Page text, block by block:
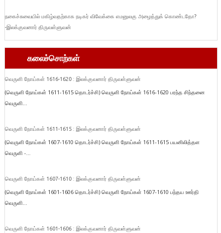
நகைச்சுவையில் மகிழ்வதற்காக நடிகர் விவேக்கை எமனுலகு அழைத்துக் கொண்டதோ?
-இலக்குவனார் திருவள்ளுவன்
கலைச்சொற்கள்
வெருளி நோய்கள் 1616-1620 : இலக்குவனார் திருவள்ளுவன்
(வெருளி நோய்கள் 1611-1615 தொடர்ச்சி) வெருளி நோய்கள் 1616-1620 பரந்த சிந்தனை
வெருளி...
வெருளி நோய்கள் 1611-1615 : இலக்குவனார் திருவள்ளுவன்
(வெருளி நோய்கள் 1607-1610 தொடர்ச்சி) வெருளி நோய்கள் 1611-1615 பயனிலித்தள
வெருளி -...
வெருளி நோய்கள் 1607-1610 : இலக்குவனார் திருவள்ளுவன்
(வெருளி நோய்கள் 1601-1606 தொடர்ச்சி) வெருளி நோய்கள் 1607-1610 பந்தய ஊர்தி
வெருளி...
வெருளி நோய்கள் 1601-1606 : இலக்குவனார் திருவள்ளுவன்